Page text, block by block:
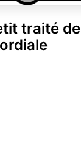
traité de